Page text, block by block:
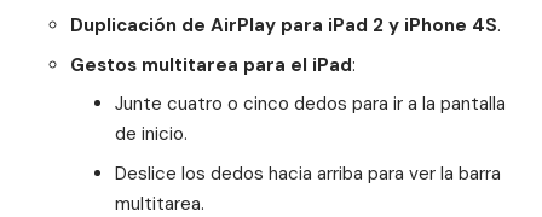
Duplicación de AirPlay para iPad 2 y iPhone 4S.
Gestos multitarea para el iPad:
Junte cuatro o cinco dedos para ir a la pantalla
de inicio.
Deslice los dedos hacia arriba para ver la barra
multitarea.